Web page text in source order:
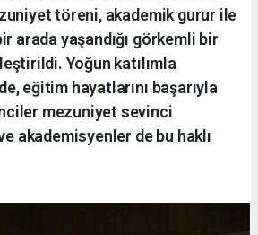
töreni, akademik gurur ile
arada yaşandığı görkemli bir
Yoğun katılımla
eğitim hayatlarını başarıyla
mezuniyet sevinci
akademisyenler de bu haklı